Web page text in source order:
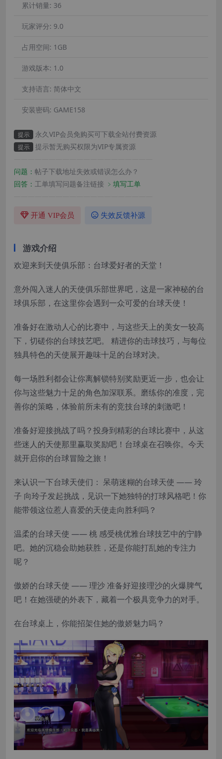
累计销量: 36
玩家评分: 9.0
占用空间: 1GB
游戏版本: 1.0
支持语言: 简体中文
安装密码: GAME158
提示 永久VIP会员免购买可下载全站付费资源
提示
提示暂无购买权限为VIP专属资源
问题： 帖子下载地址失效或错误怎么办？
回答： 工单填写问题备注链接 ﹥填写工单
开通 VIP会员 失效反馈补源
游戏介绍
欢迎来到天使俱乐部：台球爱好者的天堂！
意外闯入迷人的天使俱乐部世界吧，这是一家神秘的台
球俱乐部，在这里你会遇到一众可爱的台球天使！
准备好在激动人心的比赛中，与这些天上的美女一较高
下，切磋你的台球技艺吧。 精进你的击球技巧，与每位
独具特色的天使展开趣味十足的台球对决。
每一场胜利都会让你离解锁特别奖励更近一步，也会让
你与这些魅力十足的角色加深联系。磨练你的准度，完
善你的策略，体验前所未有的竞技台球的刺激吧！
准备好迎接挑战了吗？投身到精彩的台球比赛中，从这
些迷人的天使那里赢取奖励吧！台球桌在召唤你。今天
就开启你的台球冒险之旅！
来认识一下台球天使们： 呆萌迷糊的台球天使 —— 玲
子 向玲子发起挑战，见识一下她独特的打球风格吧！你
能带领这位惹人喜爱的天使走向胜利吗？
温柔的台球天使 —— 桃 感受桃优雅台球技艺中的宁静
吧。她的沉稳会助她获胜，还是你能打乱她的专注力
呢？
傲娇的台球天使 —— 理沙 准备好迎接理沙的火爆脾气
吧！在她强硬的外表下，藏着一个极具竞争力的对手。
在台球桌上，你能招架住她的傲娇魅力吗？